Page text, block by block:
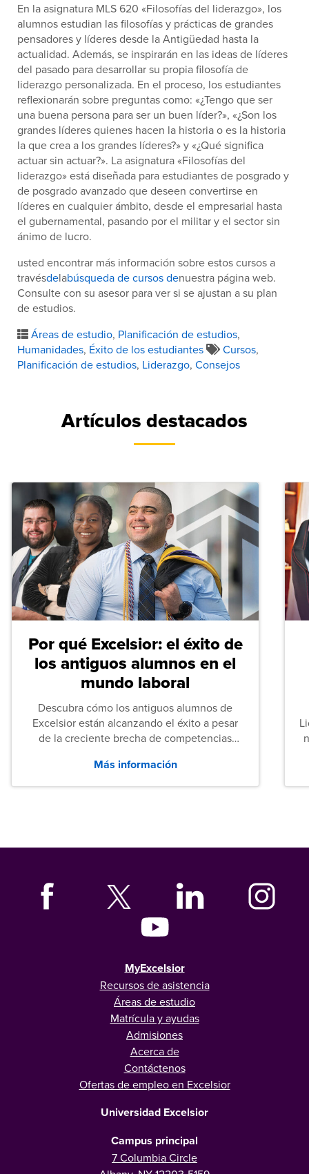
En la asignatura MLS 620 «Filosofías del liderazgo», los
alumnos estudian las filosofías y prácticas de grandes
pensadores y líderes desde la Antigüedad hasta la
actualidad. Además, se inspirarán en las ideas de líderes
del pasado para desarrollar su propia filosofía de
liderazgo personalizada. En el proceso, los estudiantes
reflexionarán sobre preguntas como: «¿Tengo que ser
una buena persona para ser un buen líder?», «¿Son los
grandes líderes quienes hacen la historia o es la historia
la que crea a los grandes líderes?» y «¿Qué significa
actuar sin actuar?». La asignatura «Filosofías del
liderazgo» está diseñada para estudiantes de posgrado y
de posgrado avanzado que deseen convertirse en
líderes en cualquier ámbito, desde el empresarial hasta
el gubernamental, pasando por el militar y el sector sin
ánimo de lucro.
usted encontrar más información sobre estos cursos a
travésdelabúsqueda de cursos denuestra página web.
Consulte con su asesor para ver si se ajustan a su plan
de estudios.
Áreas de estudio, Planificación de estudios,
Humanidades, Éxito de los estudiantes Cursos,
Planificación de estudios, Liderazgo, Consejos
Artículos destacados
Por qué Excelsior: el éxito de
los antiguos alumnos en el
mundo laboral
Descubra cómo los antiguos alumnos de
Excelsior están alcanzando el éxito a pesar
de la creciente brecha de competencias
tanto las empresas como los recién
graduados en todo Estados Unidos.
Más información
MyExcelsior
Recursos de asistencia
Áreas de estudio
Matrícula y ayudas
Admisiones
Acerca de
Contáctenos
Ofertas de empleo en Excelsior
Universidad Excelsior
Campus principal
7 Columbia Circle